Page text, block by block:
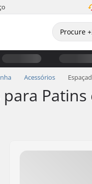
Acessórios
para